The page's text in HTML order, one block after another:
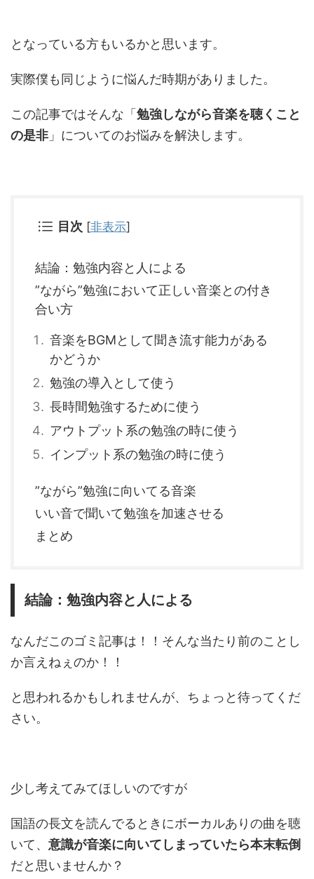
となっている方もいるかと思います。
実際僕も同じように悩んだ時期がありました。
この記事ではそんな「勉強しながら音楽を聴くこと
の是非 」についてのお悩みを解決します。
目次 [非表示]
結論：勉強内容と人による
”ながら”勉強において正しい音楽との付き
合い方
音楽をBGMとして聞き流す能力がある
かどうか
勉強の導入として使う
長時間勉強するために使う
アウトプット系の勉強の時に使う
インプット系の勉強の時に使う
”ながら”勉強に向いてる音楽
いい音で聞いて勉強を加速させる
まとめ
結論：勉強内容と人による
なんだこのゴミ記事は！！そんな当たり前のことし
か言えねぇのか！！
と思われるかもしれませんが、ちょっと待ってくだ
さい。
少し考えてみてほしいのですが
国語の長文を読んでるときにボーカルありの曲を聴
いて、 意識が音楽に向いてしまっていたら本末転倒
だと思いませんか？